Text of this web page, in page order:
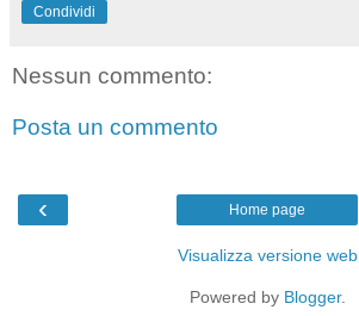
Condividi
Nessun commento:
Posta un commento
‹ Home page
Visualizza versione web
Powered by Blogger.